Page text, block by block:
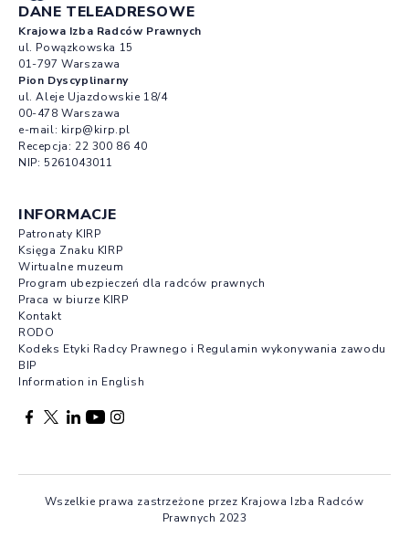
DANE TELEADRESOWE
Krajowa Izba Radców Prawnych
ul. Powązkowska 15
01-797 Warszawa
Pion Dyscyplinarny
ul. Aleje Ujazdowskie 18/4
00-478 Warszawa
e-mail: kirp@kirp.pl
Recepcja: 22 300 86 40
NIP: 5261043011
INFORMACJE
Patronaty KIRP
Księga Znaku KIRP
Wirtualne muzeum
Program ubezpieczeń dla radców prawnych
Praca w biurze KIRP
Kontakt
RODO
Kodeks Etyki Radcy Prawnego i Regulamin wykonywania zawodu
BIP
Information in English
Facebook otwierany w nowej karcie
Profil X otwierany w nowej karcie
Profil LinkedIn otwierany w nowej karcie
Profil YouTube otwierany w nowej karcie
Profil Instagram otwierany w nowej karcie
Wszelkie prawa zastrzeżone przez Krajowa Izba Radców
Prawnych 2023